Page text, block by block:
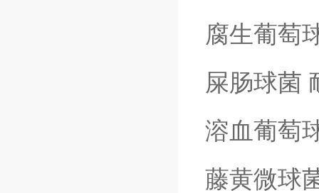
腐生葡萄
屎肠球菌
溶血葡萄
藤黄微球